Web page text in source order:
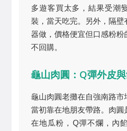
多遊客買太多，結果受潮
裝，當天吃完。另外，隔壁
器做，價格便宜但口感粉粉
不回購。
龜山肉圓：Q彈外皮
龜山肉圓老攤在自強南路市
當初靠在地朋友帶路。肉圓
在地瓜粉，Q彈不爛，內